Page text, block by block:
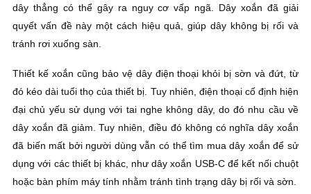
dây thẳng có thể gây ra nguy cơ vấp ngã. Dây xoắn đã giải
quyết vấn đề này một cách hiệu quả, giúp dây không bị rối và
tránh rơi xuống sàn.
Thiết kế xoắn cũng bảo vệ dây điện thoại khỏi bị sờn và đứt, từ
đó kéo dài tuổi thọ của thiết bị. Tuy nhiên, điện thoại cố định hiện
đại chủ yếu sử dụng với tai nghe không dây, do đó nhu cầu về
dây xoắn đã giảm. Tuy nhiên, điều đó không có nghĩa dây xoắn
đã biến mất bởi người dùng vẫn có thể tìm mua dây xoắn để sử
dụng với các thiết bị khác, như dây xoắn USB-C để kết nối chuột
hoặc bàn phím máy tính nhằm tránh tình trạng dây bị rối và sờn.